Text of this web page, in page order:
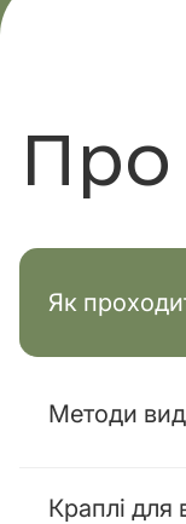
Як
Методи
Краплі для